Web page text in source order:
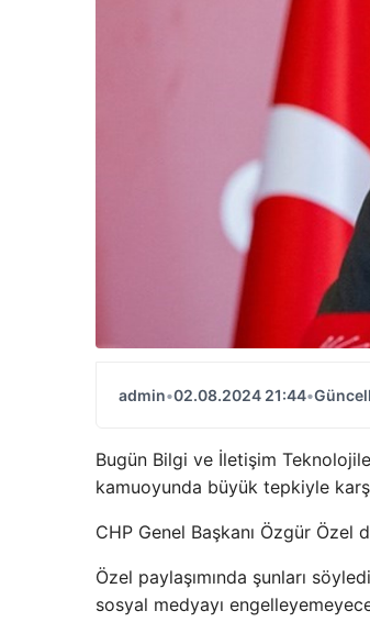
admin•02.08.2024 21:44•
Bugün Bilgi ve İletişim
kamuoyunda büyük tepkiyle
CHP Genel Başkanı Özgür
Özel paylaşımında şunları
sosyal medyayı